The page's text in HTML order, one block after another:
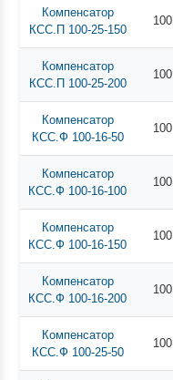
Компенсатор
КСС.П 100-25-150
100
Компенсатор
КСС.П 100-25-200
100
Компенсатор
КСС.Ф 100-16-50
100
Компенсатор
КСС.Ф 100-16-100
100
Компенсатор
КСС.Ф 100-16-150
100
Компенсатор
КСС.Ф 100-16-200
100
Компенсатор
КСС.Ф 100-25-50
100